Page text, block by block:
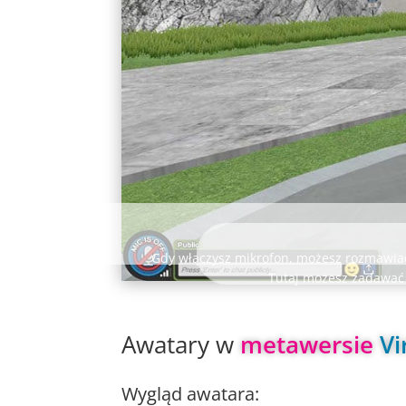
Tutaj możesz
Gdy włączysz mikrofon, możesz
Awatary w metawersie
Wygląd awatara: